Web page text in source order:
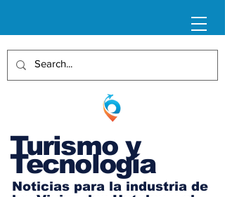
Turismo y
Tecnología
Noticias para la industria de